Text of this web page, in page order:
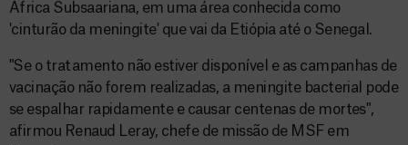
África Subsaariana, em uma área conhecida como
'cinturão da meningite' que vai da Etiópia até o Senegal.
"Se o tratamento não estiver disponível e as campanhas de
vacinação não forem realizadas, a meningite bacterial pode
se espalhar rapidamente e causar centenas de mortes",
afirmou Renaud Leray, chefe de missão de MSF em